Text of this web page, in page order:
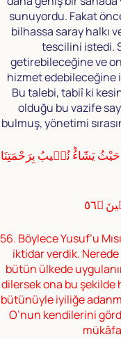
sunuyordu. Fakat
bilhassa saray halkı
tescilini istedi.
getirebileceğine ve
hizmet edebileceğine
Bu talebi, tabiî ki
olduğu bu vazife
bulmuş, yönetimi
حَيْثُ يَشَٓاءُؕ نُصٖيبُ بِرَحْمَتِنَا
﴿٥٦
56. Böylece Yusuf’u
iktidar verdik.
bütün ülkede
dilersek ona bu
bütünüyle iyiliğe
O’nun kendilerini